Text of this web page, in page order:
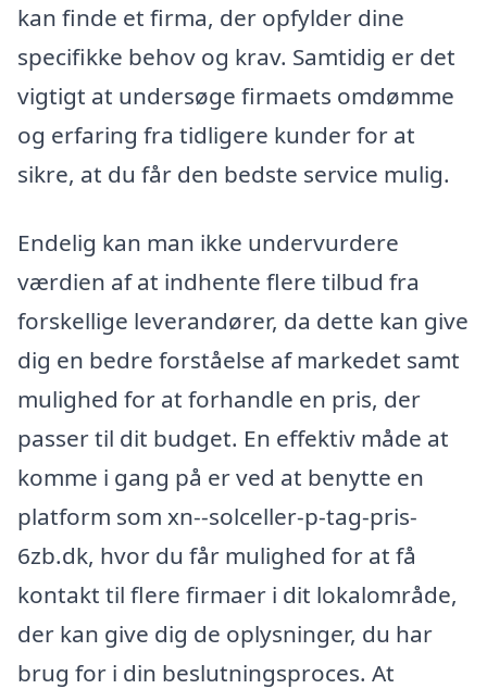
kan finde et firma, der opfylder dine
specifikke behov og krav. Samtidig er det
vigtigt at undersøge firmaets omdømme
og erfaring fra tidligere kunder for at
sikre, at du får den bedste service mulig.
Endelig kan man ikke undervurdere
værdien af at indhente flere tilbud fra
forskellige leverandører, da dette kan give
dig en bedre forståelse af markedet samt
mulighed for at forhandle en pris, der
passer til dit budget. En effektiv måde at
komme i gang på er ved at benytte en
platform som xn--solceller-p-tag-pris-
6zb.dk, hvor du får mulighed for at få
kontakt til flere firmaer i dit lokalområde,
der kan give dig de oplysninger, du har
brug for i din beslutningsproces. At